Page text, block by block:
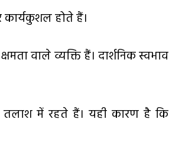
कार्यकुशल होते हैं।
वाले व्यक्ति हैं। दार्शनिक स्वभाव
में रहते हैं। यही कारण है कि